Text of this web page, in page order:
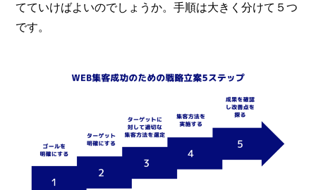
てていけばよいのでしょうか。手順は大きく分けて５つ
です。